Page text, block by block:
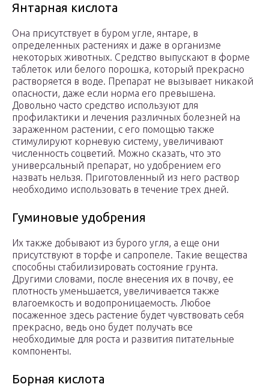
Янтарная кислота
Она присутствует в буром угле, янтаре, в
определенных растениях и даже в организме
некоторых животных. Средство выпускают в форме
таблеток или белого порошка, который прекрасно
растворяется в воде. Препарат не вызывает никакой
опасности, даже если норма его превышена.
Довольно часто средство используют для
профилактики и лечения различных болезней на
зараженном растении, с его помощью также
стимулируют корневую систему, увеличивают
численность соцветий. Можно сказать, что это
универсальный препарат, но удобрением его
назвать нельзя. Приготовленный из него раствор
необходимо использовать в течение трех дней.
Гуминовые удобрения
Их также добывают из бурого угля, а еще они
присутствуют в торфе и сапропеле. Такие вещества
способны стабилизировать состояние грунта.
Другими словами, после внесения их в почву, ее
плотность уменьшается, увеличивается также
влагоемкость и водопроницаемость. Любое
посаженное здесь растение будет чувствовать себя
прекрасно, ведь оно будет получать все
необходимые для роста и развития питательные
компоненты.
Борная кислота